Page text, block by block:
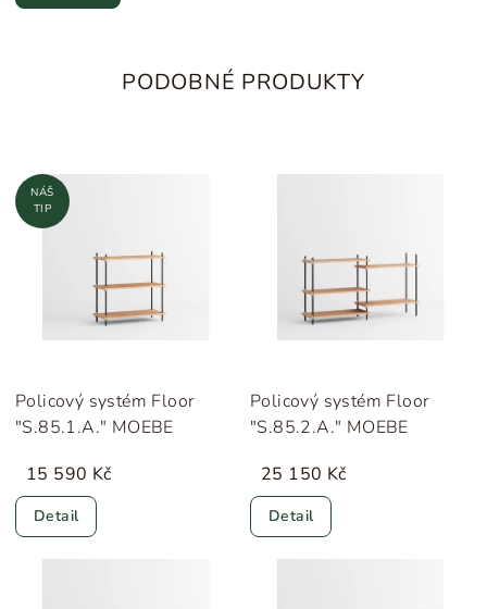
PODOBNÉ PRODUKTY
NÁŠ
TIP
Policový systém Floor
"S.85.1.A." MOEBE
15 590 Kč
Detail
Policový systém Floor
"S.85.2.A." MOEBE
25 150 Kč
Detail